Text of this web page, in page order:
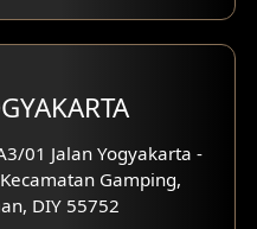
01 Jalan Yogyakarta -
Gamping,
DIY 55752